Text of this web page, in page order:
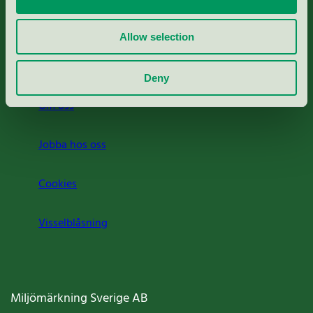
Allow selection
Deny
Press
Om oss
Jobba hos oss
Cookies
Visselblåsning
Miljömärkning Sverige AB